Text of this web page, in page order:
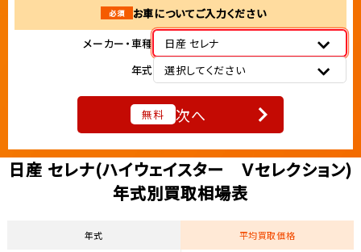
必須
お車についてご入力ください
メーカー・車種
日産 セレナ
年式
選択してください
無料 次へ
日産 セレナ(ハイウェイスター Ｖセレクション)
年式別買取相場表
年式 平均買取価格